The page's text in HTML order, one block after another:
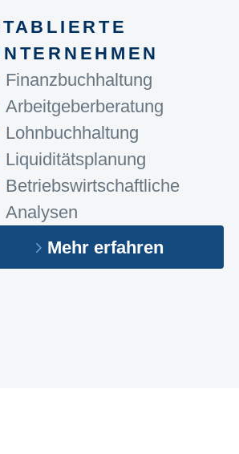
Finanzbuchhaltung
Arbeitgeberberatung
Lohnbuchhaltung
Liquiditätsplanung
Betriebswirtschaftliche
Analysen
Mehr erfahren